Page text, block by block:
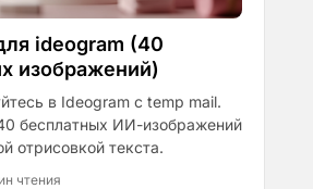
ideogram (40
изображений)
в Ideogram с temp mail.
бесплатных ИИ-изображений
отрисовкой текста.
чтения